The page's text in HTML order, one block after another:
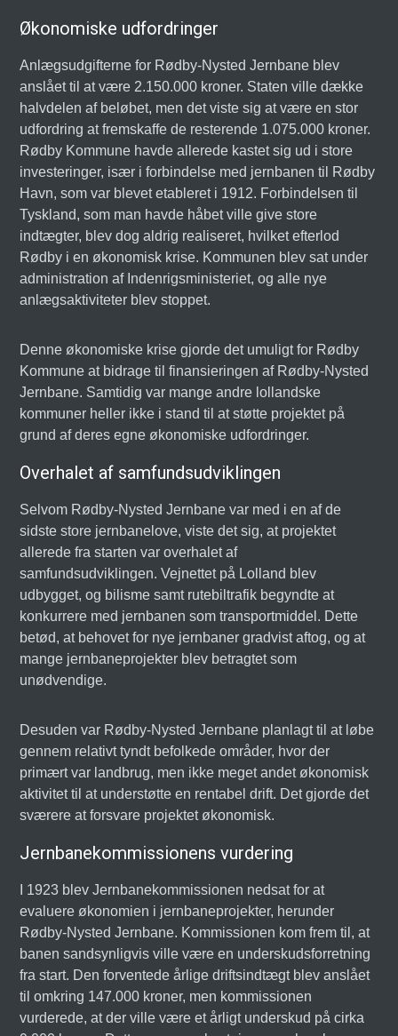
Økonomiske udfordringer
Anlægsudgifterne for Rødby-Nysted Jernbane blev
anslået til at være 2.150.000 kroner. Staten ville dække
halvdelen af beløbet, men det viste sig at være en stor
udfordring at fremskaffe de resterende 1.075.000 kroner.
Rødby Kommune havde allerede kastet sig ud i store
investeringer, især i forbindelse med jernbanen til Rødby
Havn, som var blevet etableret i 1912. Forbindelsen til
Tyskland, som man havde håbet ville give store
indtægter, blev dog aldrig realiseret, hvilket efterlod
Rødby i en økonomisk krise. Kommunen blev sat under
administration af Indenrigsministeriet, og alle nye
anlægsaktiviteter blev stoppet.
Denne økonomiske krise gjorde det umuligt for Rødby
Kommune at bidrage til finansieringen af Rødby-Nysted
Jernbane. Samtidig var mange andre lollandske
kommuner heller ikke i stand til at støtte projektet på
grund af deres egne økonomiske udfordringer.
Overhalet af samfundsudviklingen
Selvom Rødby-Nysted Jernbane var med i en af de
sidste store jernbanelove, viste det sig, at projektet
allerede fra starten var overhalet af
samfundsudviklingen. Vejnettet på Lolland blev
udbygget, og bilisme samt rutebiltrafik begyndte at
konkurrere med jernbanen som transportmiddel. Dette
betød, at behovet for nye jernbaner gradvist aftog, og at
mange jernbaneprojekter blev betragtet som
unødvendige.
Desuden var Rødby-Nysted Jernbane planlagt til at løbe
gennem relativt tyndt befolkede områder, hvor der
primært var landbrug, men ikke meget andet økonomisk
aktivitet til at understøtte en rentabel drift. Det gjorde det
sværere at forsvare projektet økonomisk.
Jernbanekommissionens vurdering
I 1923 blev Jernbanekommissionen nedsat for at
evaluere økonomien i jernbaneprojekter, herunder
Rødby-Nysted Jernbane. Kommissionen kom frem til, at
banen sandsynligvis ville være en underskudsforretning
fra start. Den forventede årlige driftsindtægt blev anslået
til omkring 147.000 kroner, men kommissionen
vurderede, at der ville være et årligt underskud på cirka